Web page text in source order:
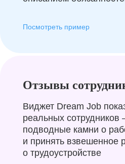
Посмотреть пример
Отзывы
Виджет Dream Job
реальных сотрудников
подводные камни о
и принять взвешенное
о трудоустройстве